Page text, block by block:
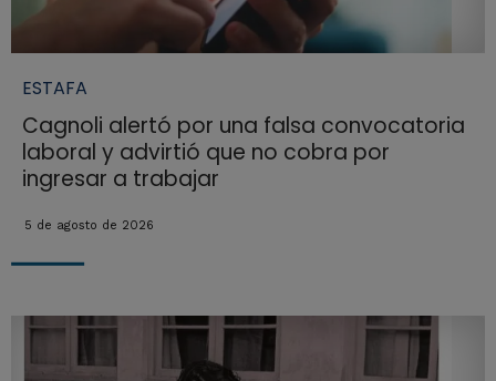
ESTAFA
Cagnoli alertó por una falsa convocatoria
laboral y advirtió que no cobra por
ingresar a trabajar
5 de agosto de 2026